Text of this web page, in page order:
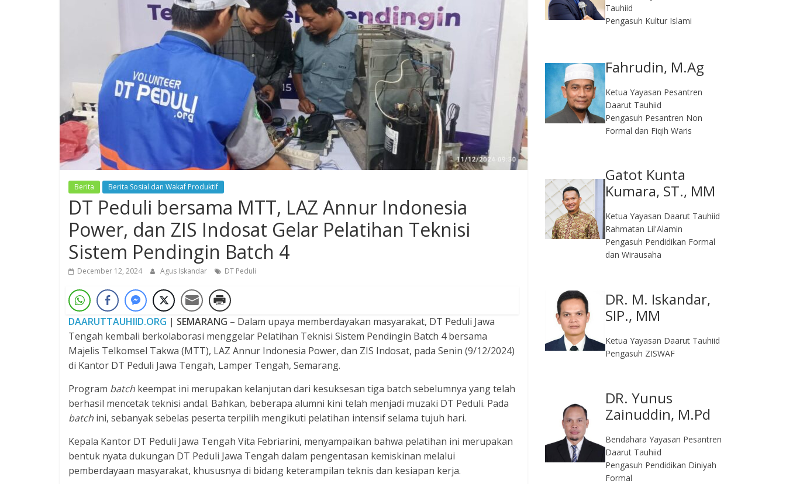
Berita Berita Sosial dan Wakaf Produktif
DT Peduli bersama MTT, LAZ Annur Indonesia
Power, dan ZIS Indosat Gelar Pelatihan Teknisi
Sistem Pendingin Batch 4
December 12, 2024 Agus Iskandar DT Peduli
DAARUTTAUHIID.ORG | SEMARANG – Dalam upaya memberdayakan masyarakat, DT Peduli Jawa
Tengah kembali berkolaborasi menggelar Pelatihan Teknisi Sistem Pendingin Batch 4 bersama
Majelis Telkomsel Takwa (MTT), LAZ Annur Indonesia Power, dan ZIS Indosat, pada Senin (9/12/2024)
di Kantor DT Peduli Jawa Tengah, Lamper Tengah, Semarang.
Program batch keempat ini merupakan kelanjutan dari kesuksesan tiga batch sebelumnya yang telah
berhasil mencetak teknisi andal. Bahkan, beberapa alumni kini telah menjadi muzaki DT Peduli. Pada
batch ini, sebanyak sebelas peserta terpilih mengikuti pelatihan intensif selama tujuh hari.
Kepala Kantor DT Peduli Jawa Tengah Vita Febriarini, menyampaikan bahwa pelatihan ini merupakan
bentuk nyata dukungan DT Peduli Jawa Tengah dalam pengentasan kemiskinan melalui
pemberdayaan masyarakat, khususnya di bidang keterampilan teknis dan kesiapan kerja.
Tauhiid
Pengasuh Kultur Islami
Fahrudin, M.Ag​
Ketua Yayasan Pesantren
Daarut Tauhiid
Pengasuh Pesantren Non
Formal dan Fiqih Waris
Gatot Kunta
Kumara, ST., MM
Ketua Yayasan Daarut Tauhiid
Rahmatan Lil'Alamin
Pengasuh Pendidikan Formal
dan Wirausaha
DR. M. Iskandar,
SIP., MM
Ketua Yayasan Daarut Tauhiid
Pengasuh ZISWAF
DR. Yunus
Zainuddin, M.Pd
Bendahara Yayasan Pesantren
Daarut Tauhiid
Pengasuh Pendidikan Diniyah
Formal